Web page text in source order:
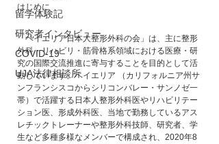
留学体験記
研究者インタビュー
COVID-19
UJA法律相談所
はじめに
「ベイエリア日本人整形外科の会」は、主に整形
外科・リハビリ・筋骨格系領域における医療・研
究の国際交流推進に寄与することを目的として活
動しています。ベイエリア （カリフォルニア州サ
ンフランシスコからシリコンバレー・サンノゼ一
帯）で活躍する日本人整形外科医やリハビリテー
ション医、形成外科医、当地で勤務しているアス
レチックトレーナーや整形外科技師、研究者、学
生など多種多様なメンバーで構成され、2020年8